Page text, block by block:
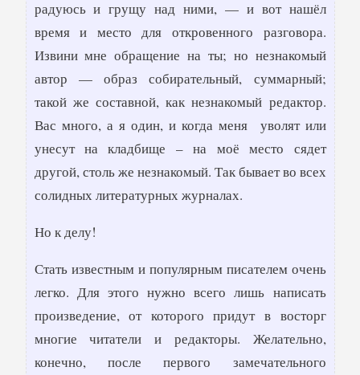
радуюсь и грущу над ними, — и вот нашёл
время и место для откровенного разговора.
Извини мне обращение на ты; но незнакомый
автор — образ собирательный, суммарный;
такой же составной, как незнакомый редактор.
Вас много, а я один, и когда меня уволят или
унесут на кладбище – на моё место сядет
другой, столь же незнакомый. Так бывает во всех
солидных литературных журналах.
Но к делу!
Стать известным и популярным писателем очень
легко. Для этого нужно всего лишь написать
произведение, от которого придут в восторг
многие читатели и редакторы. Желательно,
конечно, после первого замечательного